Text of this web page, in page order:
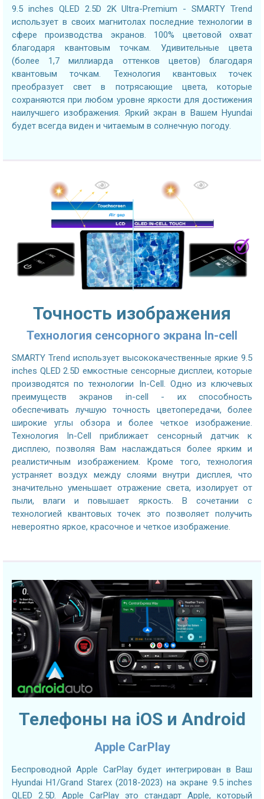
9.5 inches QLED 2.5D 2K Ultra-Premium - SMARTY Trend
использует в своих магнитолах последние технологии в
сфере производства экранов. 100% цветовой охват
благодаря квантовым точкам. Удивительные цвета
(более 1,7 миллиарда оттенков цветов) благодаря
квантовым точкам. Технология квантовых точек
преобразует свет в потрясающие цвета, которые
сохраняются при любом уровне яркости для достижения
наилучшего изображения. Яркий экран в Вашем Hyundai
будет всегда виден и читаемым в солнечную погоду.
Точность изображения
Технология сенсорного экрана In-cell
SMARTY Trend использует высококачественные яркие 9.5
inches QLED 2.5D емкостные сенсорные дисплеи, которые
производятся по технологии In-Cell. Одно из ключевых
преимуществ экранов in-cell - их способность
обеспечивать лучшую точность цветопередачи, более
широкие углы обзора и более четкое изображение.
Технология In-Cell приближает сенсорный датчик к
дисплею, позволяя Вам наслаждаться более ярким и
реалистичным изображением. Кроме того, технология
устраняет воздух между слоями внутри дисплея, что
значительно уменьшает отражение света, изолирует от
пыли, влаги и повышает яркость. В сочетании с
технологией квантовых точек это позволяет получить
невероятно яркое, красочное и четкое изображение.
Телефоны на iOS и Android
Apple CarPlay
Беспроводной Apple CarPlay будет интегрирован в Ваш
Hyundai H1/Grand Starex (2018-2023) на экране 9.5 inches
QLED 2.5D. Apple CarPlay это стандарт Apple, который